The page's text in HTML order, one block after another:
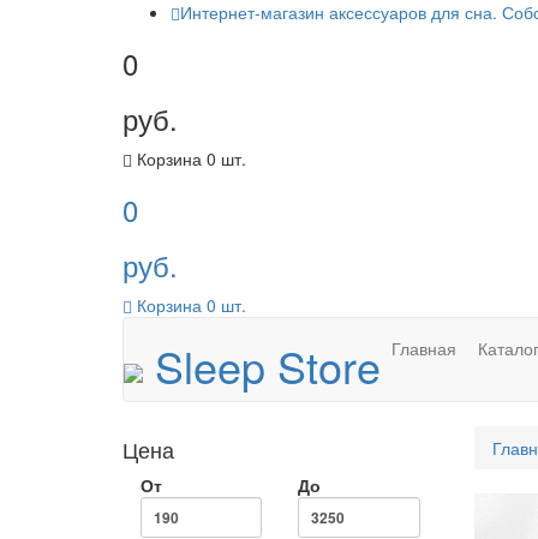
Интернет-магазин аксессуаров для сна.
0
руб.
Корзина 0 шт.
0
руб.
Корзина 0 шт.
Sleep Store Главная Каталог
Цена
От До